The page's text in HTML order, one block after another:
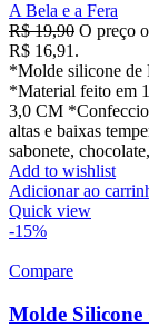
A Bela e a Fera
R$19,90 O preço
R$ 16,91.
*Molde silicone
*Material feito em
3,0 CM
altas e baixas
sabonete,
Add to wishlist
Adicionar ao
Quick view
-15%
Compare
Molde